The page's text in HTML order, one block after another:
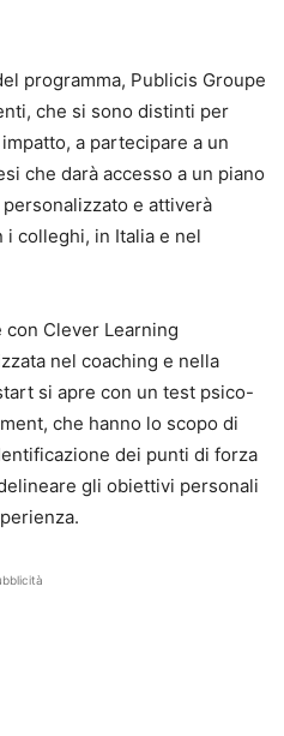
programma, Publicis Groupe
che si sono distinti per
a partecipare a un
che darà accesso a un piano
e attiverà
colleghi, in Italia e nel
con Clever Learning
nel coaching e nella
si apre con un test psico-
che hanno lo scopo di
dei punti di forza
gli obiettivi personali